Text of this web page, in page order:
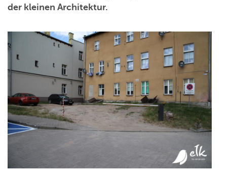
der kleinen Architektur.